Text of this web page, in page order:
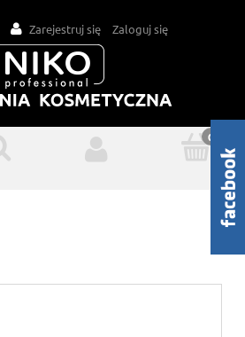
Zarejestruj się Zaloguj się